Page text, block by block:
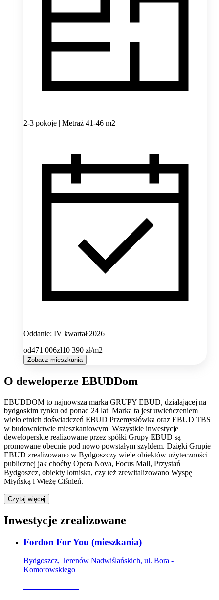
2-3 pokoje | Metraż 41-46 m2
Oddanie: IV kwartał 2026
od471 006zł10 390 zł/m2
Zobacz mieszkania
O deweloperze EBUDDom
EBUDDOM to najnowsza marka GRUPY EBUD, działającej na
bydgoskim rynku od ponad 24 lat. Marka ta jest uwieńczeniem
wieloletnich doświadczeń EBUD Przemysłówka oraz EBUD TBS
w budownictwie mieszkaniowym. Wszystkie inwestycje
deweloperskie realizowane przez spółki Grupy EBUD są
promowane obecnie pod nowo powstałym szyldem. Dzięki Grupie
EBUD zrealizowano w Bydgoszczy wiele obiektów użyteczności
publicznej jak choćby Opera Nova, Focus Mall, Przystań
Bydgoszcz, obiekty lotniska, czy też zrewitalizowano Wyspę
Młyńską i Wieżę Ciśnień.
Czytaj więcej
Inwestycje zrealizowane
Fordon For You (mieszkania)
Bydgoszcz, Terenów Nadwiślańskich, ul. Bora -
Komorowskiego